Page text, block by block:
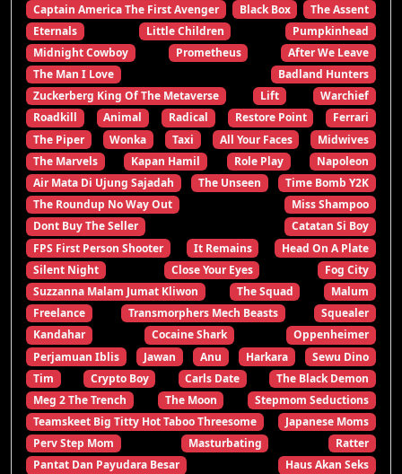
Captain America The First Avenger
Black Box
The Assent
Eternals
Little Children
Pumpkinhead
Midnight Cowboy
Prometheus
After We Leave
The Man I Love
Badland Hunters
Zuckerberg King Of The Metaverse
Lift
Warchief
Roadkill
Animal Radical Restore Point
Ferrari
The Piper
Wonka Taxi All Your Faces
Midwives
The Marvels
Kapan Hamil Role Play
Napoleon
Air Mata Di Ujung Sajadah
The Unseen
Time Bomb Y2K
The Roundup No Way Out
Miss Shampoo
Dont Buy The Seller
Catatan Si Boy
FPS First Person Shooter
It Remains
Head On A Plate
Silent Night
Close Your Eyes
Fog City
Suzzanna Malam Jumat Kliwon
The Squad
Malum
Freelance
Transmorphers Mech Beasts
Squealer
Kandahar
Cocaine Shark
Oppenheimer
Perjamuan Iblis
Jawan Anu Harkara
Sewu Dino
Tim
Crypto Boy Carls Date
The Black Demon
Meg 2 The Trench
The Moon
Stepmom Seductions
Teamskeet Big Titty Hot Taboo Threesome
Japanese Moms
Perv Step Mom
Masturbating
Ratter
Pantat Dan Payudara Besar
Haus Akan Seks